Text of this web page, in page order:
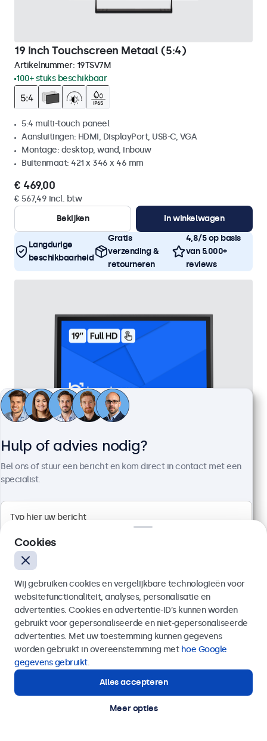
19 Inch Touchscreen Metaal (5:4)
Artikelnummer: 19TSV7M
100+ stuks beschikbaar
5:4 multi-touch paneel
Aansluitingen: HDMI, DisplayPort, USB-C, VGA
Montage: desktop, wand, inbouw
Buitenmaat: 421 x 346 x 46 mm
€ 469,00
€ 567,49 incl. btw
Bekijken
In winkelwagen
Langdurige
beschikbaarheid
Gratis
verzending &
retourneren
4,8/5 op basis
van 5.000+
reviews
19 Inch Touchscreen Metaal
Artikelnummer:
Full HD multi-touch paneel
Aansluitingen: HDMI, DisplayPort, USB-C, VGA
Montage: desktop, wand, inbouw
Buitenmaat: 481 x 294 x 45 mm
€ 569,00
€ 688,49 incl. btw
Bekijken
In winkelwagen
Hulp of advies nodig?
Bel ons of stuur een bericht en kom direct in contact met een
specialist.
Verzenden
Of bel ons op
Hulp of advies nodig?
Direct contact met een specialist.
Cookies
Wij gebruiken cookies en vergelijkbare technologieën voor
websitefunctionaliteit, analyses, personalisatie en
advertenties. Cookies en advertentie-ID’s kunnen worden
gebruikt voor gepersonaliseerde en niet-gepersonaliseerde
advertenties. Met uw toestemming kunnen gegevens
worden gebruikt in overeenstemming met hoe Google
gegevens gebruikt.
Alles accepteren
Meer opties